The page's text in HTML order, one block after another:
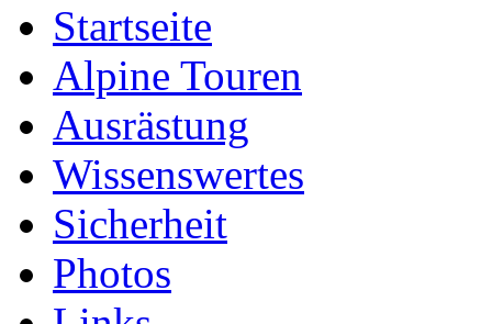
Startseite
Alpine Touren
Ausrästung
Wissenswertes
Sicherheit
Photos